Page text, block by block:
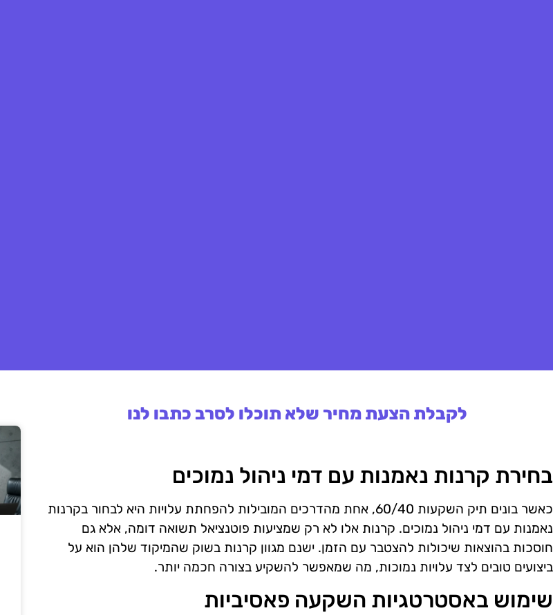
לקבלת הצעת מחיר שלא תוכלו לסרב כתבו לנו
בחירת קרנות נאמנות עם דמי ניהול נמוכים
כאשר בונים תיק השקעות 60/40, אחת מהדרכים המובילות להפחתת עלויות היא לבחור בקרנות
נאמנות עם דמי ניהול נמוכים. קרנות אלו לא רק שמציעות פוטנציאל תשואה דומה, אלא גם
חוסכות בהוצאות שיכולות להצטבר עם הזמן. ישנם מגוון קרנות בשוק שהמיקוד שלהן הוא על
ביצועים טובים לצד עלויות נמוכות, מה שמאפשר להשקיע בצורה חכמה יותר.
שימוש באסטרטגיות השקעה פאסיביות